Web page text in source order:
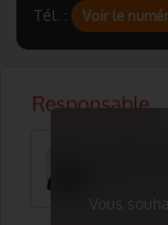
Tél. :
Voir le
Vous